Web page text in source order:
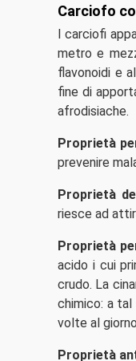
Carciofo
I carciofi
metro e
flavonoidi e
fine di
afrodisiache.
Proprietà
prevenire
Proprietà
riesce ad
Proprietà
acido i cui
crudo. La
chimico: a tal
volte al
Proprietà